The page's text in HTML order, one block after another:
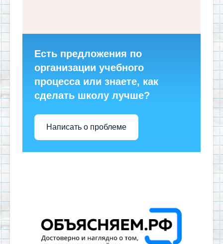
Есть предложения по
организации учебного
процесса или знаете, как
сделать школу лучше?
Написать о проблеме